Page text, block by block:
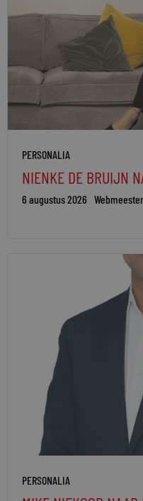
PERSONALIA
NIENKE DE BRUIJN
6 augustus 2026 Webmeester
PERSONALIA